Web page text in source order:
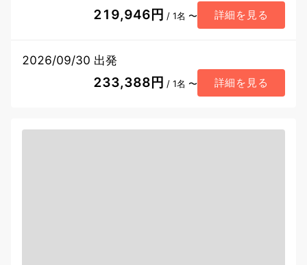
219,946円 / 1名 〜 詳細を見る
2026/09/30 出発
233,388円 / 1名 〜 詳細を見る